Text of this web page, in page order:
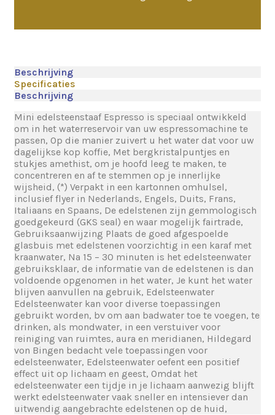
Beschrijving
Specificaties
Beschrijving
Mini edelsteenstaaf Espresso is speciaal ontwikkeld
om in het waterreservoir van uw espressomachine te
passen, Op die manier zuivert u het water dat voor uw
dagelijkse kop koffie, Met bergkristalpuntjes en
stukjes amethist, om je hoofd leeg te maken, te
concentreren en af ​​te stemmen op je innerlijke
wijsheid, (*) Verpakt in een kartonnen omhulsel,
inclusief flyer in Nederlands, Engels, Duits, Frans,
Italiaans en Spaans, De edelstenen zijn gemmologisch
goedgekeurd (GKS seal) en waar mogelijk fairtrade,
Gebruiksaanwijzing Plaats de goed afgespoelde
glasbuis met edelstenen voorzichtig in een karaf met
kraanwater, Na 15 – 30 minuten is het edelsteenwater
gebruiksklaar, de informatie van de edelstenen is dan
voldoende opgenomen in het water, Je kunt het water
blijven aanvullen na gebruik, Edelsteenwater
Edelsteenwater kan voor diverse toepassingen
gebruikt worden, bv om aan badwater toe te voegen, te
drinken, als mondwater, in een verstuiver voor
reiniging van ruimtes, aura en meridianen, Hildegard
von Bingen bedacht vele toepassingen voor
edelsteenwater, Edelsteenwater oefent een positief
effect uit op lichaam en geest, Omdat het
edelsteenwater een tijdje in je lichaam aanwezig blijft
werkt edelsteenwater vaak sneller en intensiever dan
uitwendig aangebrachte edelstenen op de huid,